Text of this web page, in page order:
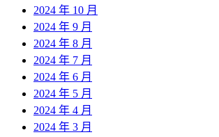
2024 年 10 月
2024 年 9 月
2024 年 8 月
2024 年 7 月
2024 年 6 月
2024 年 5 月
2024 年 4 月
2024 年 3 月